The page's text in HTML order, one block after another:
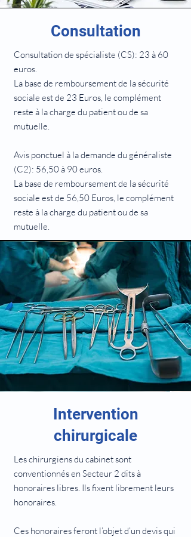
Consultation
Consultation de spécialiste (CS): 23 à 60
euros.
La base de remboursement de la sécurité
sociale est de 23 Euros, le complément
reste à la charge du patient ou de sa
mutuelle.
Avis ponctuel à la demande du généraliste
(C2): 56,50 à 90 euros.
La base de remboursement de la sécurité
sociale est de 56,50 Euros, le complément
reste à la charge du patient ou de sa
mutuelle.
Intervention
chirurgicale
Les chirurgiens du cabinet sont
conventionnés en Secteur 2 dits à
honoraires libres. Ils fixent librement leurs
honoraires.
Ces honoraires feront l’objet d’un devis qui